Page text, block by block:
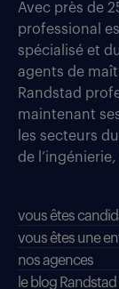
Avec près de
professional
spécialisé et
agents de
Randstad
maintenant
les secteurs
de
vous êtes
vous êtes une
nos agences
le blog